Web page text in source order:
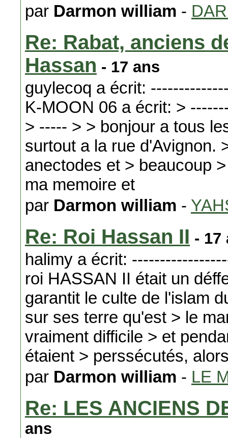
par Darmon william -
Re: Rabat, anciens
Hassan - 17 ans
guylecoq a écrit:
K-MOON 06 a écrit: >
> ----- > > bonjour a tous
surtout a la rue d'Avignon.
anectodes et > beaucoup
ma memoire et
par Darmon william -
Re: Roi Hassan II - 17
halimy a écrit:
roi HASSAN II était un
garantit le culte de l'islam
sur ses terre qu'est > le
vraiment difficile > et
étaient > perssécutés,
par Darmon william - LE
Re: LES ANCIENS
ans